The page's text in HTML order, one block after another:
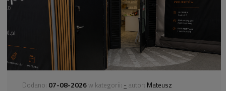
Dodano: 07-08-2026 w kategorii: - autor: Mateusz